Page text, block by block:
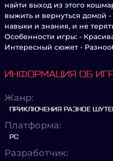
найти выход из этого
выжить и вернуться домой -
навыки и знания, и не
Особенности игры: -
Интересный сюжет -
ИНФОРМАЦИЯ ОБ
Жанр:
ПРИКЛЮЧЕНИЯ РАЗНОЕ
Платформа:
PC
Разработчик: